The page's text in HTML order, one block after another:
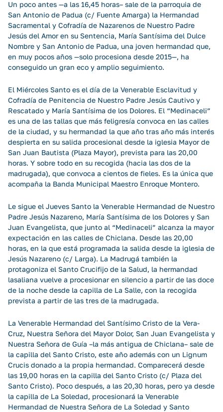
Un poco antes —a las 16,45 horas– sale de la parroquia de
San Antonio de Padua (c/ Fuente Amarga) la Hermandad
Sacramental y Cofradía de Nazarenos de Nuestro Padre
Jesús del Amor en su Sentencia, María Santísima del Dulce
Nombre y San Antonio de Padua, una joven hermandad que,
en muy pocos años —solo procesiona desde 2015—, ha
conseguido un gran eco y amplio seguimiento.
El Miércoles Santo es el día de la Venerable Esclavitud y
Cofradía de Penitencia de Nuestro Padre Jesús Cautivo y
Rescatado y María Santísima de los Dolores. El “Medinaceli”
es una de las tallas que más feligresía convoca en las calles
de la ciudad, y su hermandad la que año tras año más interés
despierta en su salida procesional desde la iglesia Mayor de
San Juan Bautista (Plaza Mayor), prevista para las 20,00
horas. Y sobre todo en su recogida (hacia las dos de la
madrugada), que convoca a cientos de fieles. Es la única que
acompaña la Banda Municipal Maestro Enroque Montero.
Le sigue el Jueves Santo la Venerable Hermandad de Nuestro
Padre Jesús Nazareno, María Santísima de los Dolores y San
Juan Evangelista, que junto al “Medinaceli” alcanza la mayor
expectación en las calles de Chiclana. Desde las 20,00
horas, en la que está programada la salida desde la iglesia de
Jesús Nazareno (c/ Larga). La Madrugá también la
protagoniza el Santo Crucifijo de la Salud, la hermandad
lasaliana vuelve a procesionar en silencio a partir de las doce
de la noche desde la capilla de La Salle, con la recogida
prevista a partir de las tres de la madrugada.
La Venerable Hermandad del Santísimo Cristo de la Vera-
Cruz, Nuestra Señora del Mayor Dolor, San Juan Evangelista y
Nuestra Señora de Guía –la más antigua de Chiclana– sale de
la capilla del Santo Cristo, este año además con un Lignum
Crucis donado a la propia hermandad. Comparecerá desde
las 19,00 horas en la capilla del Santo Cristo (c/ Plaza del
Santo Cristo). Poco después, a las 20,30 horas, pero ya desde
la capilla de La Soledad, procesionará la Venerable
Hermandad de Nuestra Señora de La Soledad y Santo